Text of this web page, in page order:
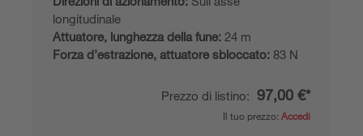
longitudinale
Attuatore, lunghezza della fune: 24 m
Forza d’estrazione, attuatore sbloccato: 83 N
Prezzo di listino: 97,00 €*
Il tuo prezzo: Accedi